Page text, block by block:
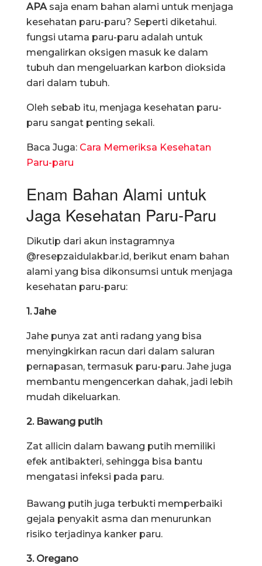
APA saja enam bahan alami untuk menjaga
kesehatan paru-paru? Seperti diketahui.
fungsi utama paru-paru adalah untuk
mengalirkan oksigen masuk ke dalam
tubuh dan mengeluarkan karbon dioksida
dari dalam tubuh.
Oleh sebab itu, menjaga kesehatan paru-
paru sangat penting sekali.
Baca Juga: Cara Memeriksa Kesehatan
Paru-paru
Enam Bahan Alami untuk
Jaga Kesehatan Paru-Paru
Dikutip dari akun instagramnya
@resepzaidulakbar.id, berikut enam bahan
alami yang bisa dikonsumsi untuk menjaga
kesehatan paru-paru:
1. Jahe
Jahe punya zat anti radang yang bisa
menyingkirkan racun dari dalam saluran
pernapasan, termasuk paru-paru. Jahe juga
membantu mengencerkan dahak, jadi lebih
mudah dikeluarkan.
2. Bawang putih
Zat allicin dalam bawang putih memiliki
efek antibakteri, sehingga bisa bantu
mengatasi infeksi pada paru.
Bawang putih juga terbukti memperbaiki
gejala penyakit asma dan menurunkan
risiko terjadinya kanker paru.
3. Oregano